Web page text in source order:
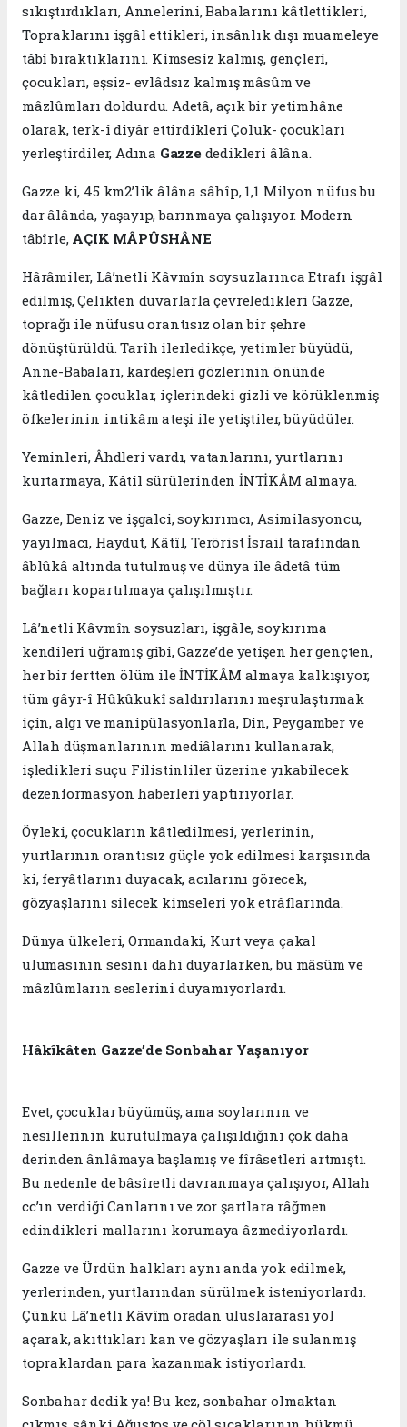
sıkıştırdıkları, Annelerini, Babalarını kâtlettikleri,
Topraklarını işgâl ettikleri, insânlık dışı muameleye
tâbî bıraktıklarını. Kimsesiz kalmış, gençleri,
çocukları, eşsiz- evlâdsız kalmış mâsûm ve
mâzlûmları doldurdu. Adetâ, açık bir yetimhâne
olarak, terk-î diyâr ettirdikleri Çoluk- çocukları
yerleştirdiler, Adına Gazzededikleri âlâna.
Gazze ki, 45 km2’lik âlâna sâhîp, 1,1 Milyon nüfus bu
dar âlânda, yaşayıp, barınmaya çalışıyor. Modern
tâbîrle, AÇIK MÂPÛSHÂNE
Hârâmiler, Lâ’netli Kâvmîn soysuzlarınca Etrafı işgâl
edilmiş, Çelikten duvarlarla çevreledikleri Gazze,
toprağı ile nüfusu orantısız olan bir şehre
dönüştürüldü. Tarîh ilerledikçe, yetimler büyüdü,
Anne-Babaları, kardeşleri gözlerinin önünde
kâtledilen çocuklar, içlerindeki gizli ve körüklenmiş
öfkelerinin intikâm ateşi ile yetiştiler, büyüdüler.
Yeminleri, Âhdleri vardı, vatanlarını, yurtlarını
kurtarmaya, Kâtîl sürülerinden İNTİKÂM almaya.
Gazze, Deniz ve işgalci, soykırımcı, Asimilasyoncu,
yayılmacı, Haydut, Kâtîl, Terörist İsrail tarafından
âblûkâ altında tutulmuş ve dünya ile âdetâ tüm
bağları kopartılmaya çalışılmıştır.
Lâ’netli Kâvmîn soysuzları, işgâle, soykırıma
kendileri uğramış gibi, Gazze’de yetişen her gençten,
her bir fertten ölüm ile İNTİKÂM almaya kalkışıyor,
tüm gâyr-î Hûkûkukî saldırılarını meşrulaştırmak
için, algı ve manipülasyonlarla, Din, Peygamber ve
Allah düşmanlarının mediâlarını kullanarak,
işledikleri suçu Filistinliler üzerine yıkabilecek
dezenformasyon haberleri yaptırıyorlar.
Öyleki, çocukların kâtledilmesi, yerlerinin,
yurtlarının orantısız güçle yok edilmesi karşısında
ki, feryâtlarını duyacak, acılarını görecek,
gözyaşlarını silecek kimseleri yok etrâflarında.
Dünya ülkeleri, Ormandaki, Kurt veya çakal
ulumasının sesini dahi duyarlarken, bu mâsûm ve
mâzlûmların seslerini duyamıyorlardı.
Hâkîkâten Gazze’de Sonbahar Yaşanıyor
Evet, çocuklar büyümüş, ama soylarının ve
nesillerinin kurutulmaya çalışıldığını çok daha
derinden ânlâmaya başlamış ve fîrâsetleri artmıştı.
Bu nedenle de bâsîretli davranmaya çalışıyor, Allah
cc’ın verdiği Canlarını ve zor şartlara râğmen
edindikleri mallarını korumaya âzmediyorlardı.
Gazze ve Ürdün halkları aynı anda yok edilmek,
yerlerinden, yurtlarından sürülmek isteniyorlardı.
Çünkü Lâ’netli Kâvîm oradan uluslararası yol
açarak, akıttıkları kan ve gözyaşları ile sulanmış
topraklardan para kazanmak istiyorlardı.
Sonbahar dedik ya! Bu kez, sonbahar olmaktan